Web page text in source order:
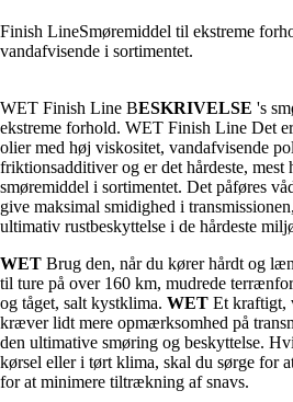
Finish LineSmøremiddel til ekstreme
vandafvisende i sortimentet.
WET Finish Line BESKRIVELSE 's
ekstreme forhold. WET Finish Line Det
olier med høj viskositet, vandafvisende
friktionsadditiver og er det hårdeste, mest
smøremiddel i sortimentet. Det påføres
give maksimal smidighed i
ultimativ rustbeskyttelse i de hårdeste
WET Brug den, når du kører hårdt og
til ture på over 160 km, mudrede
og tåget, salt kystklima. WET Et kraftigt,
kræver lidt mere opmærksomhed på
den ultimative smøring og beskyttelse.
kørsel eller i tørt klima, skal du sørge for
for at minimere tiltrækning af snavs.